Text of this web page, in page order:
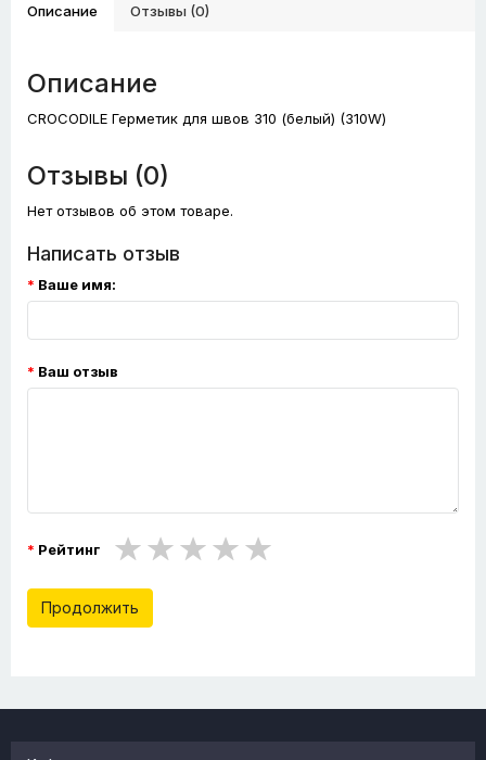
Описание Отзывы (0)
Описание
CROCODILE Герметик для швов 310 (белый) (310W)
Отзывы (0)
Нет отзывов об этом товаре.
Написать отзыв
Ваше имя:
Ваш отзыв
Рейтинг
Продолжить